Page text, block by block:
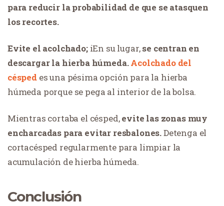
para reducir la probabilidad de que se atasquen
los recortes.
Evite el acolchado; iEn su lugar,se centran en
descargar la hierba húmeda.Acolchado del
céspedes una pésima opción para la hierba
húmeda porque se pega al interior de la bolsa.
Mientras cortaba el césped,evite las zonas muy
encharcadas para evitar resbalones.Detenga el
cortacésped regularmente para limpiar la
acumulación de hierba húmeda.
Conclusión